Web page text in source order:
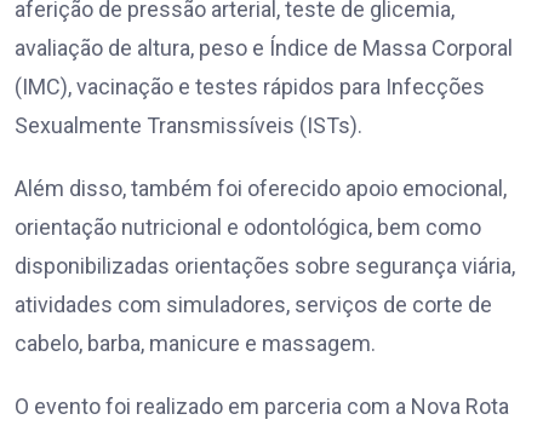
aferição de pressão arterial, teste de glicemia,
avaliação de altura, peso e Índice de Massa Corporal
(IMC), vacinação e testes rápidos para Infecções
Sexualmente Transmissíveis (ISTs).
Além disso, também foi oferecido apoio emocional,
orientação nutricional e odontológica, bem como
disponibilizadas orientações sobre segurança viária,
atividades com simuladores, serviços de corte de
cabelo, barba, manicure e massagem.
O evento foi realizado em parceria com a Nova Rota